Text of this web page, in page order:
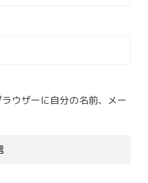
ウザーに自分の名前、メー